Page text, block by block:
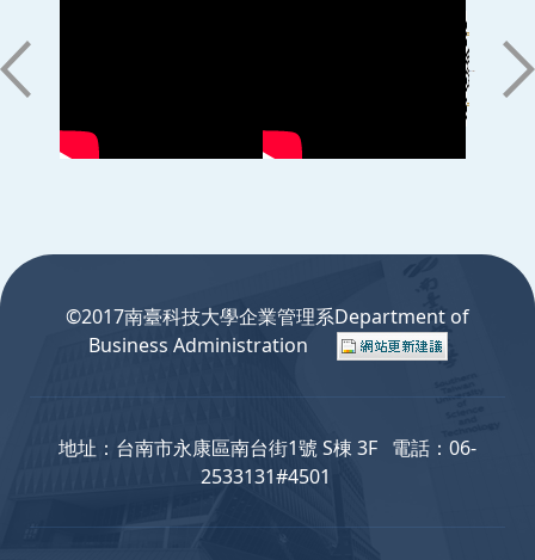
©2017南臺科技大學企業管理系Department of
Business Administration
地址：台南市永康區南台街1號 S棟 3F 電話：06-
2533131#4501